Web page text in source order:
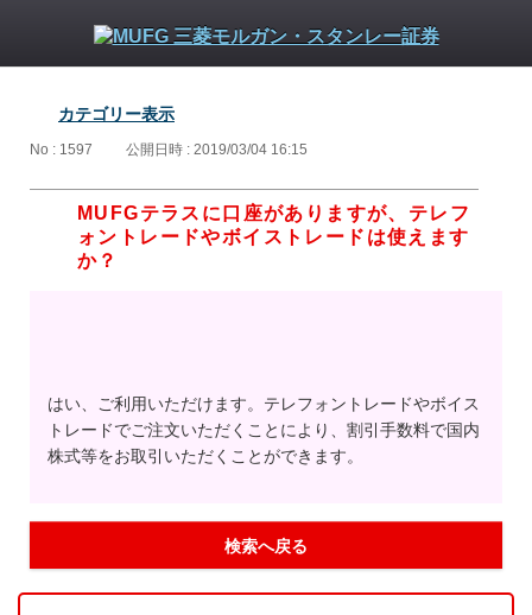
カテゴリー表示
No : 1597 公開日時 : 2019/03/04 16:15
MUFGテラスに口座がありますが、テレフ
ォントレードやボイストレードは使えます
か？
はい、ご利用いただけます。テレフォントレードやボイス
トレードでご注文いただくことにより、割引手数料で国内
株式等をお取引いただくことができます。
検索へ戻る